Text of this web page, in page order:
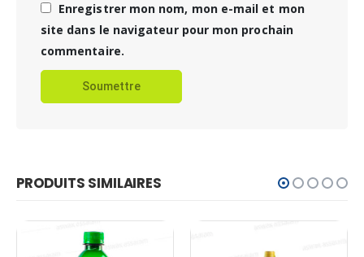
Enregistrer mon nom, mon e-mail et mon
site dans le navigateur pour mon prochain
commentaire.
PRODUITS SIMILAIRES